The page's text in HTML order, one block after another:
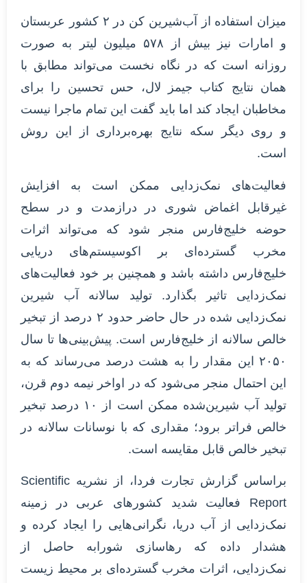
میزان استفاده از آب‌شیرین کن در ۲ کشور عربستان
و امارات نیز بیش از ۵۷۸ میلیون لیتر به صورت
روزانه است که در نگاه نخست می‌تواند مطابق با
همان نتایج کتاب جیمز لال، حس تحسین را برای
مخاطبان ایجاد کند اما باید گفت این تمام ماجرا نیست
و روی دیگر سکه نتایج بهره‌برداری از این روش
است.
فعالیت‌های نمک‌زدایی ممکن است به افزایش
غیرقابل اغماض شوری در درازمدت و در سطح
حوضه خلیج‌فارس منجر شود که می‌تواند اثرات
مخرب گسترده‌ای بر اکوسیستم‌های دریایی
خلیج‌فارس داشته باشد و همچنین بر خود فعالیت‌های
نمک‌زدایی تاثیر بگذارد. تولید سالانه آب شیرین
نمک‌زدایی‌ شده در حال حاضر حدود ۲ درصد از تبخیر
خالص سالانه از خلیج‌فارس است. پیش‌بینی‌ها تا سال
۲۰۵۰ این مقدار را به هشت درصد می‌رساند که به
این احتمال منجر می‌شود که در اواخر نیمه دوم قرن،
تولید آب شیرین‌شده ممکن است از ۱۰ درصد تبخیر
خالص فراتر برود؛ مقداری که با نوسانات سالانه در
تبخیر خالص قابل مقایسه است.
براساس گزارش تجارت فردا، از نشریه Scientific
Report فعالیت شدید کشورهای عربی در زمینه
نمک‌زدایی از آب دریا، نگرانی‌هایی را ایجاد کرده و
هشدار داده که رهاسازی شورابه حاصل از
نمک‌زدایی، اثرات مخرب گسترده‌ای بر محیط زیست‌